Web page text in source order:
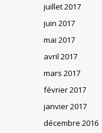
juillet 2017
juin 2017
mai 2017
avril 2017
mars 2017
février 2017
janvier 2017
décembre 2016